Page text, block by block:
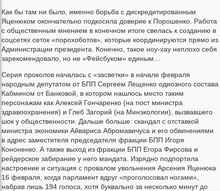
Как бы там ни было, именно борьба с дискредитированным
Яценюком окончательно подкосила доверие к Порошенко. Работа
с общественным мнением в конечном итоге свелась к созданию в
соцсетях сеток «порохоботов», которые координируются прямо из
Администрации президента. Конечно, такое ноу-хау неплохо себя
зарекомендовало, но не «Фейсбуком» единым…
Серия проколов началась с «засветки» в начале февраля
народным депутатом от БПП Сергеем Лещенко одиозного состава
Кабмином от Банковой, в котором нашлось место таким
персонажам как Алексей Гончаренко (на пост министра
здравоохранения) и Глеб Загорий (на Минэкологии), вызвавшего
шок у общественности. Дальше больше: скандал с отставкой
министра экономики Айвариса Абромавичуса и его обвинениями
в адрес заместителя председателя фракции БПП Игоря
Кононенко. А также выход из фракции БПП Егора Фирсова и
рейдерское забирание у него мандата. Изрядно подпортила
настроение и ситуация с провалом увольнения Арсения Яценюка
16 февраля, когда парламент вдруг «проголосовал ногами»,
набрав лишь 194 голоса, хотя буквально за несколько минут до